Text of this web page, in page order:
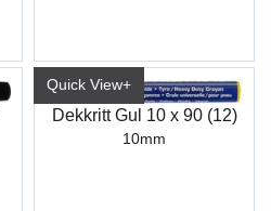
Quick View+
Dekkritt Gul 10 x 90 (12)
10mm